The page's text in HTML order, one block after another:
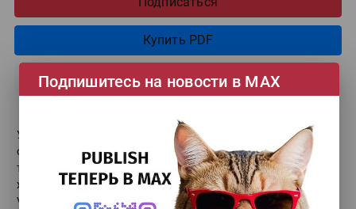
Купить PDF
Архив PDF
УФ-принтер для отделки. Sprinter ТС-2513Mh. Как
оптимизировать работу типографии? Адаптация
типографий к цифровизации грузоперевозок. Вторая
жизнь рекламного производства. Если у вас нет гибрида.
Vorey оптимизирует работу партнеров. У Hyde в приоритете
Подпишитесь на новости в МАХ